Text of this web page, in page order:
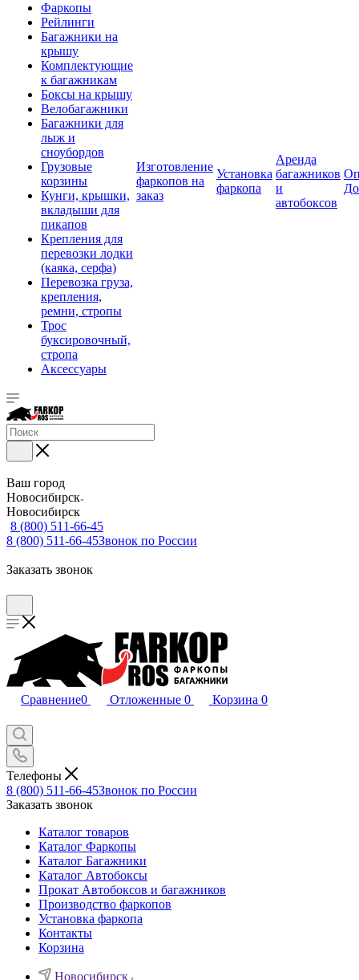
Фаркопы
Рейлинги
Багажники на
крышу
Комплектующие
к багажникам
Боксы на крышу
Велобагажники
Багажники для
лыж и
сноубордов
Грузовые
корзины
Кунги, крышки,
вкладыши для
пикапов
Крепления для
перевозки лодки
(каяка, серфа)
Перевозка груза,
крепления,
ремни, стропы
Трос
буксировочный,
стропа
Аксессуары
Изготовление
фаркопов на
заказ
Установка
фаркопа
Аренда
багажников
и
автобоксов
Ваш город
Новосибирск
Новосибирск
8 (800) 511-66-45
8 (800) 511-66-45Звонок по России
Заказать звонок
Сравнение0 Отложенные 0 Корзина 0
Телефоны
8 (800) 511-66-45Звонок по России
Заказать звонок
Каталог товаров
Каталог Фаркопы
Каталог Багажники
Каталог Автобоксы
Прокат Автобоксов и багажников
Производство фаркопов
Установка фаркопа
Контакты
Корзина
Новосибирск